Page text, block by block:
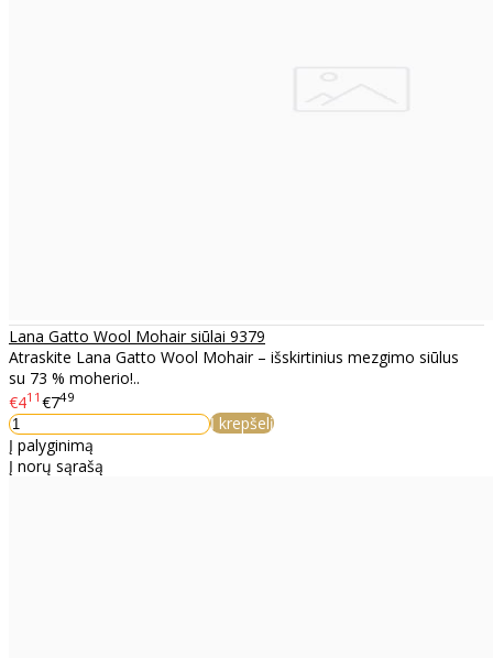
Lana Gatto Wool Mohair siūlai 9379
Atraskite Lana Gatto Wool Mohair – išskirtinius mezgimo siūlus
su 73 % moherio!..
€411 €749
Į krepšelį
Į palyginimą
Į norų sąrašą